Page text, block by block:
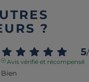
?
5/
Avis vérifié et récompensé
Bien